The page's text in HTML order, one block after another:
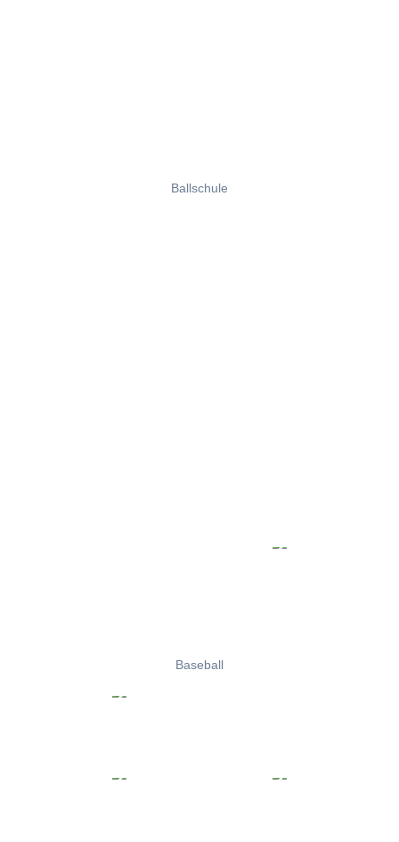
Ballschule
Baseball